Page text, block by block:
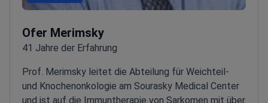
Ofer Merimsky
41 Jahre der Erfahrung
Prof. Merimsky leitet die Abteilung für Weichteil-
und Knochenonkologie am Sourasky Medical Center
und ist auf die Immuntherapie von Sarkomen mit über